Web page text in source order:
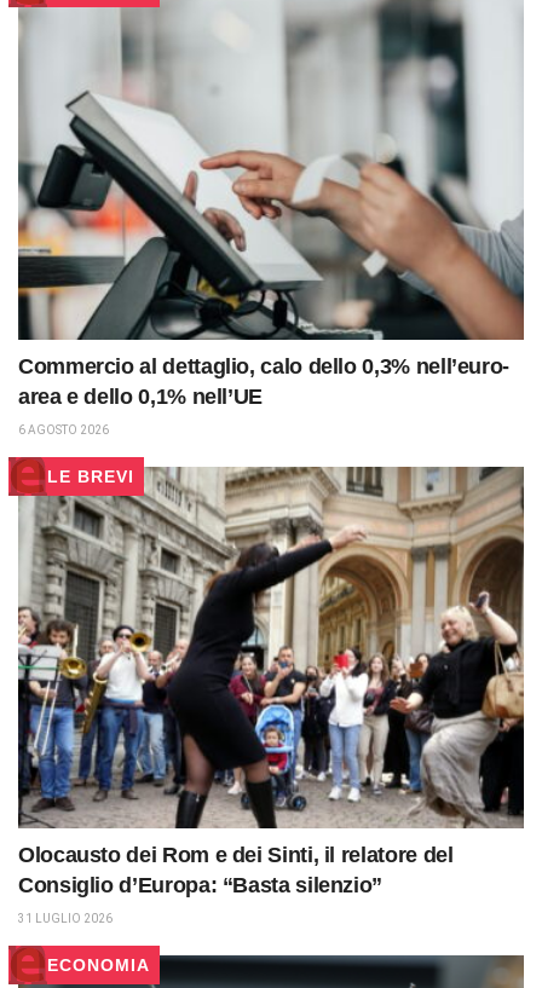
Commercio al dettaglio, calo dello 0,3% nell’euro-
area e dello 0,1% nell’UE
6 AGOSTO 2026
LE BREVI
Olocausto dei Rom e dei Sinti, il relatore del
Consiglio d’Europa: “Basta silenzio”
31 LUGLIO 2026
ECONOMIA